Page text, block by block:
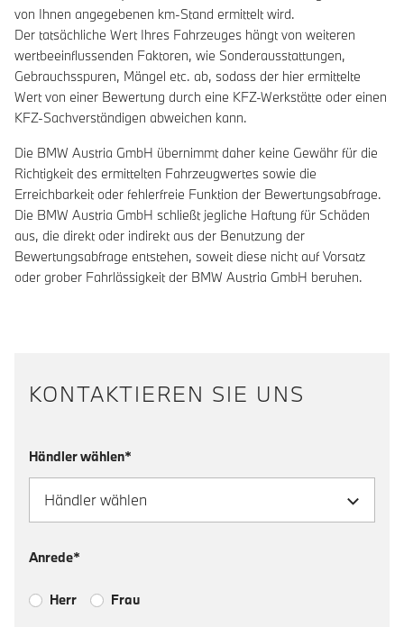
von Ihnen angegebenen km-Stand ermittelt wird.
Der tatsächliche Wert Ihres Fahrzeuges hängt von weiteren
wertbeeinflussenden Faktoren, wie Sonderausstattungen,
Gebrauchsspuren, Mängel etc. ab, sodass der hier ermittelte
Wert von einer Bewertung durch eine KFZ-Werkstätte oder einen
KFZ-Sachverständigen abweichen kann.
Die BMW Austria GmbH übernimmt daher keine Gewähr für die
Richtigkeit des ermittelten Fahrzeugwertes sowie die
Erreichbarkeit oder fehlerfreie Funktion der Bewertungsabfrage.
Die BMW Austria GmbH schließt jegliche Haftung für Schäden
aus, die direkt oder indirekt aus der Benutzung der
Bewertungsabfrage entstehen, soweit diese nicht auf Vorsatz
oder grober Fahrlässigkeit der BMW Austria GmbH beruhen.
KONTAKTIEREN SIE UNS
Händler wählen*
Anrede*
Herr Frau